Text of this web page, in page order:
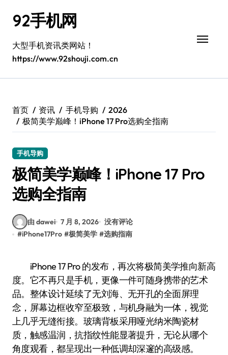
92手机网
大型手机资讯类网站！
https://www.92shouji.com.cn
首页 资讯 手机导购
2026
极简美学巅峰！iPhone 17 Pro选购全指南
手机导购
极简美学巅峰！iPhone 17 Pro
选购全指南
由 dawei 7 月 8, 2026 没有评论
#iPhone17Pro #极简美学 #选购指南
iPhone 17 Pro 的发布，再次将极简美学推向新高
度。它不再只是手机，更像一件可随身携带的艺术
品。整体设计延续了无刘海、无开孔的全面屏理
念，屏幕边框收窄至极致，与机身融为一体，视觉
上几乎无缝衔接。玻璃背板采用哑光纳米陶瓷材
质，触感温润，抗指纹性能显著提升，无论从哪个
角度观看，都呈现出一种低调却深邃的高级感。